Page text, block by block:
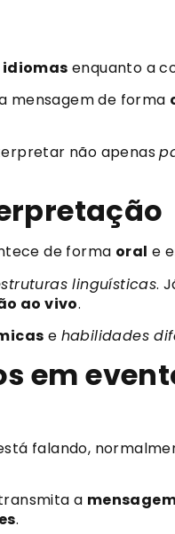
enquanto a
mensagem de forma
não apenas
de forma oral e
linguísticas.
ao vivo.
e habilidades
em
falando,
a
.